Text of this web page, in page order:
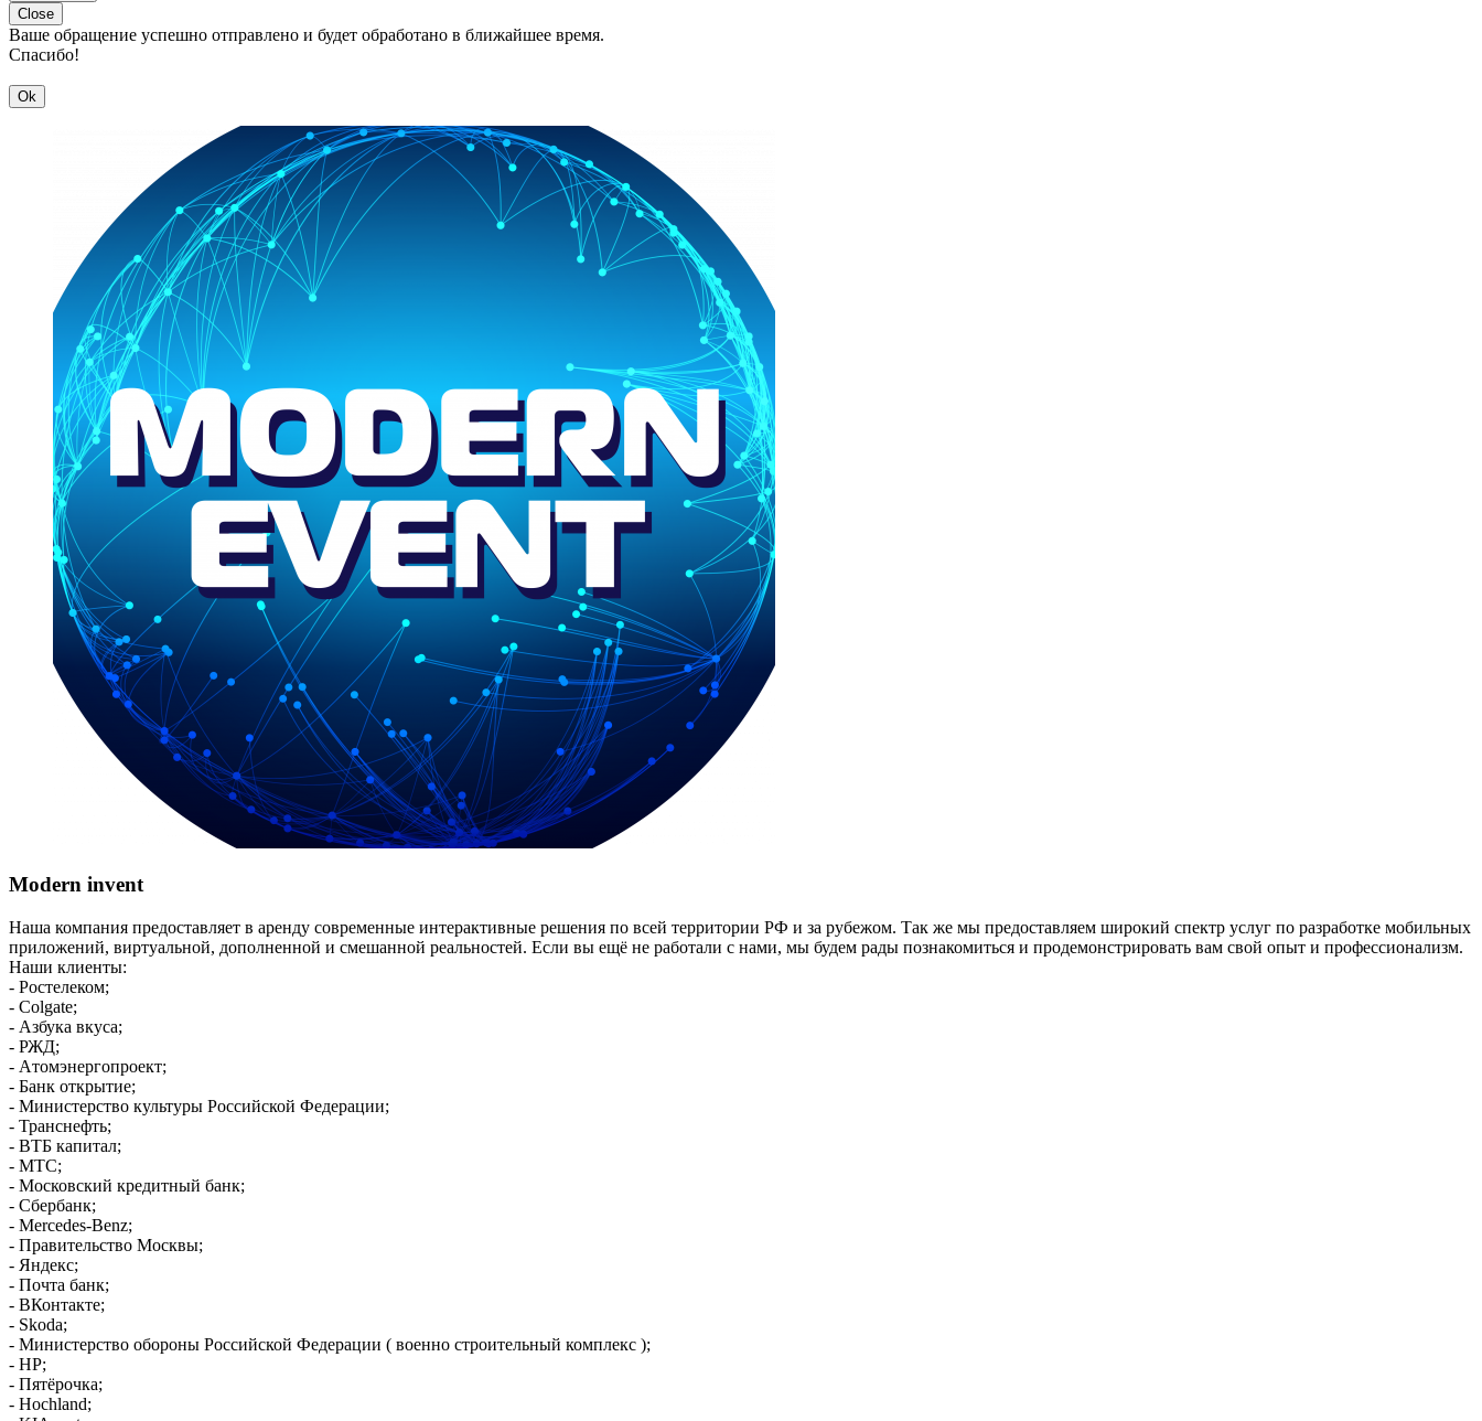
Close
Ваше обращение успешно отправлено и будет обработано в ближайшее время.
Спасибо!
Ok
Modern invent
Наша компания предоставляет в аренду современные интерактивные решения по всей территории РФ и за рубежом. Так же мы предоставляем широкий спектр услуг по разработке мобильных
приложений, виртуальной, дополненной и смешанной реальностей. Если вы ещё не работали с нами, мы будем рады познакомиться и продемонстрировать вам свой опыт и профессионализм.
Наши клиенты:
- Ростелеком;
- Colgate;
- Азбука вкуса;
- РЖД;
- Aтомэнергопроект;
- Банк открытие;
- Министерство культуры Российской Федерации;
- Транснефть;
- ВТБ капитал;
- МТС;
- Московский кредитный банк;
- Сбербанк;
- Mercedes-Benz;
- Правительство Москвы;
- Яндекс;
- Почта банк;
- ВКонтакте;
- Skoda;
- Министерство обороны Российской Федерации ( военно строительный комплекс );
- HP;
- Пятёрочка;
- Hochland;